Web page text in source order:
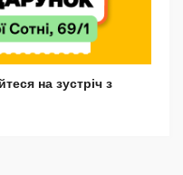
на зустріч з